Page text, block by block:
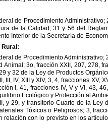
de ProcedimientoAdministrativo;
de la Calidad; 31 y 56 del
Interior de la Secretaría de
Rural:
de ProcedimientoAdministrativo;
Animal; 3o, fracción XXII, 207, 278,
y 32 de la Ley de Productos
II, III, IV, XIII y XIV, 3, 4, fracciones XV,
I, 41, fracciones IV, V y VI, 43, 46,
Ecológico y Protección al
III, y 29, y transitorio Cuarto de la Ley
Tóxicos o Peligrosos; 3,
relación con lo previsto en los